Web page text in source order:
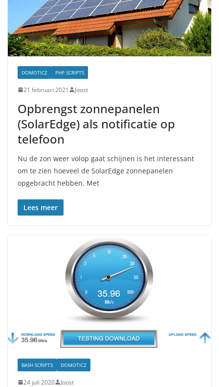
DOMOTICZ PHP SCRIPTS
21 februari 2021 Joost
Opbrengst zonnepanelen
(SolarEdge) als notificatie op
telefoon
Nu de zon weer volop gaat schijnen is het interessant
om te zien hoeveel de SolarEdge zonnepanelen
opgebracht hebben. Met
Lees meer
BASH SCRIPTS DOMOTICZ
24 juli 2020 Joost